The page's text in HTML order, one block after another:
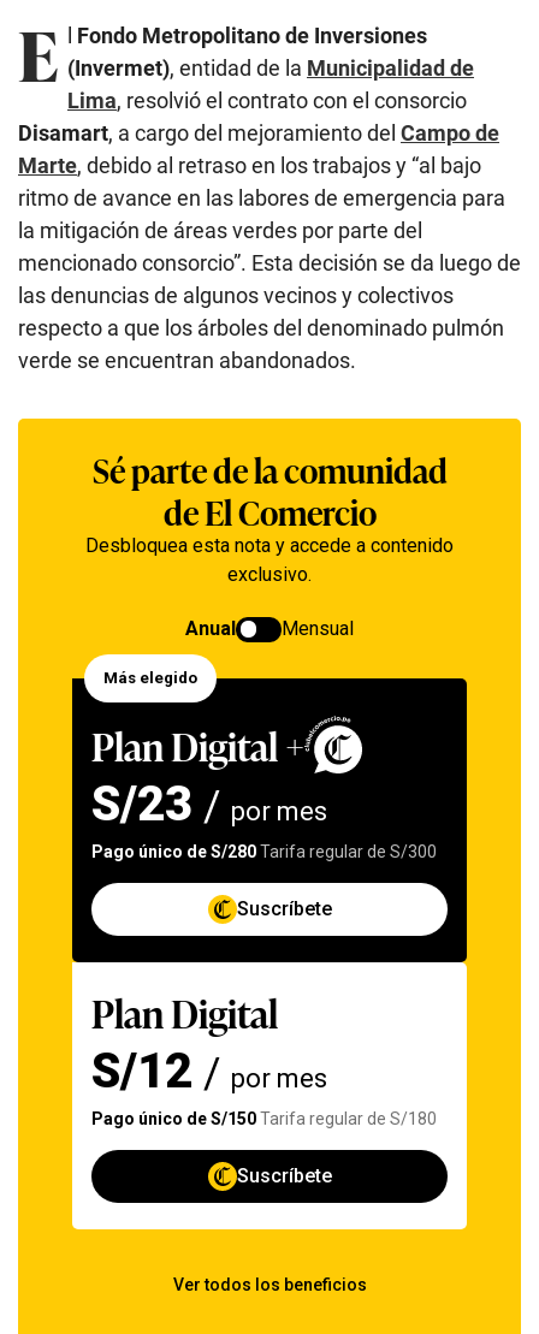
E l Fondo Metropolitano de Inversiones
(Invermet), entidad de la Municipalidad de
Lima, resolvió el contrato con el consorcio
Disamart, a cargo del mejoramiento del Campo de
Marte, debido al retraso en los trabajos y “al bajo
ritmo de avance en las labores de emergencia para
la mitigación de áreas verdes por parte del
mencionado consorcio”. Esta decisión se da luego de
las denuncias de algunos vecinos y colectivos
respecto a que los árboles del denominado pulmón
verde se encuentran abandonados.